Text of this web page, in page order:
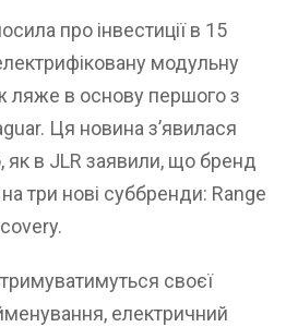
про інвестиції в 15
модульну
ляже в основу першого з
Ця новина з’явилася
як в JLR заявили, що бренд
три нові суббренди: Range
своєї
електричний